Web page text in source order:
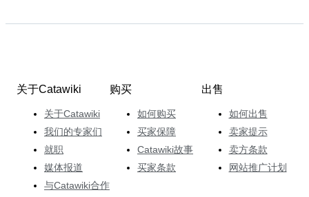
关于Catawiki
关于Catawiki
我们的专家们
就职
媒体报道
与Catawiki合作
购买
如何购买
买家保障
Catawiki故事
买家条款
出售
如何出售
卖家提示
卖方条款
网站推广计划